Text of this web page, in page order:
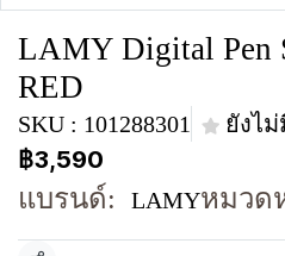
LAMY Digital Pen
RED
SKU : 101288301 ยังไ
฿3,590
แบรนด์: LAMYหมวด